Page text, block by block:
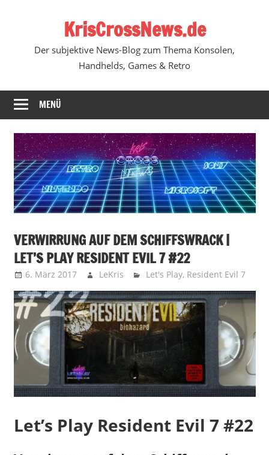
KrisCrossNews.de
Der subjektive News-Blog zum Thema Konsolen,
Handhelds, Games & Retro
MENÜ
VERWIRRUNG AUF DEM SCHIFFSWRACK |
LET’S PLAY RESIDENT EVIL 7 #22
6. März 2017 LeKris Let's Play, Resident Evil 7
Let’s Play Resident Evil 7 #22